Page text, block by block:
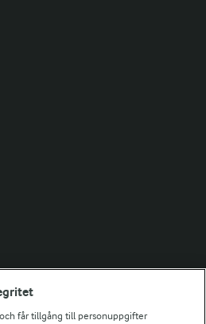
får tillgång till personuppgifter